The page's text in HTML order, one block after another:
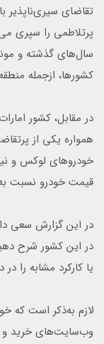
تقاضای سیری‌ناپذیر
پرتلاطمی را سپری
سال‌های گذشته و
کشورها، ازجمله
در مقابل، کشور
همواره یکی از
خودروهای لوکس و
قیمت خودرو نسبت به
در این گزارش سعی
در این کشور شرح
یا کارکرد مشابه را
لازم به‌ذکر است که
وب‌سایت‌های خرید و